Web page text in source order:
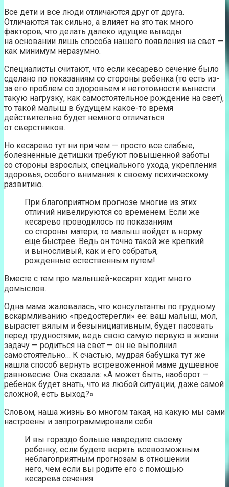
Все дети и все люди отличаются друг от друга.
Отличаются так сильно, а влияет на это так много
факторов, что делать далеко идущие выводы
на основании лишь способа нашего появления на свет —
как минимум неразумно.
Специалисты считают, что если кесарево сечение было
сделано по показаниям со стороны ребенка (то есть из-
за его проблем со здоровьем и неготовности вынести
такую нагрузку, как самостоятельное рождение на свет),
то такой малыш в будущем какое-то время
действительно будет немного отличаться
от сверстников.
Но кесарево тут ни при чем — просто все слабые,
болезненные детишки требуют повышенной заботы
со стороны взрослых, специального ухода, укрепления
здоровья, особого внимания к своему психическому
развитию.
При благоприятном прогнозе многие из этих
отличий нивелируются со временем. Если же
кесарево проводилось по показаниям
со стороны матери, то малыш войдет в норму
еще быстрее. Ведь он точно такой же крепкий
и выносливый, как и его собратья,
рожденные естественным путем!
Вместе с тем про малышей-кесарят ходит много
домыслов.
Одна мама жаловалась, что консультанты по грудному
вскармливанию «предостерегли» ее: ваш малыш, мол,
вырастет вялым и безынициативным, будет пасовать
перед трудностями, ведь свою самую первую в жизни
задачу — родиться на свет — он не выполнил
самостоятельно… К счастью, мудрая бабушка тут же
нашла способ вернуть встревоженной маме душевное
равновесие. Она сказала: «А может быть, наоборот —
ребенок будет знать, что из любой ситуации, даже самой
сложной, есть выход?»
Словом, наша жизнь во многом такая, на какую мы сами
настроены и запрограммировали себя.
И вы гораздо больше навредите своему
ребенку, если будете верить всевозможным
неблагоприятным прогнозам в отношении
него, чем если вы родите его с помощью
кесарева сечения.